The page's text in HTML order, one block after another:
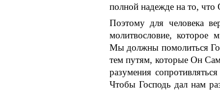
полной надежде на то, что
Поэтому для человека
молитвословие,
Мы должны помолиться
тем путям, которые Он
разумения
Чтобы Господь дал нам